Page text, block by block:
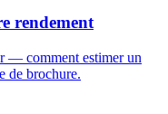
rendement
— comment estimer un
de brochure.